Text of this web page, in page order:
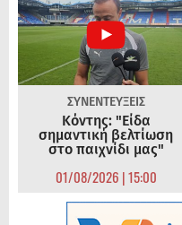
ΣΥΝΕΝΤΕΥΞΕΙΣ
Κόντης: "Είδα
σημαντική βελτίωση
στο παιχνίδι μας"
01/08/2026 | 15:00